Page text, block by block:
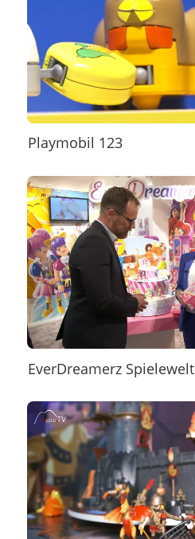
Playmobil 123
EverDreamerz Spielewelt